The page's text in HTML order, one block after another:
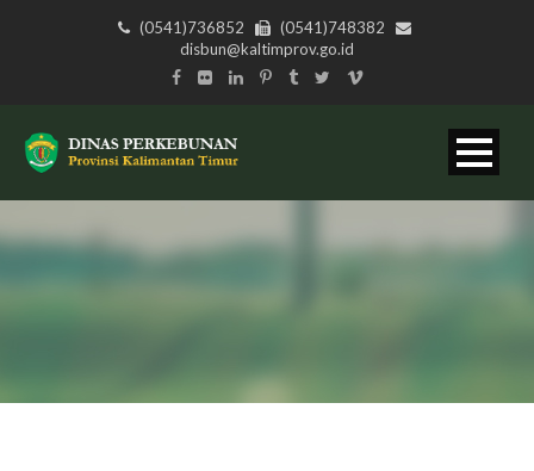
(0541)736852
(0541)748382
disbun@kaltimprov.go.id